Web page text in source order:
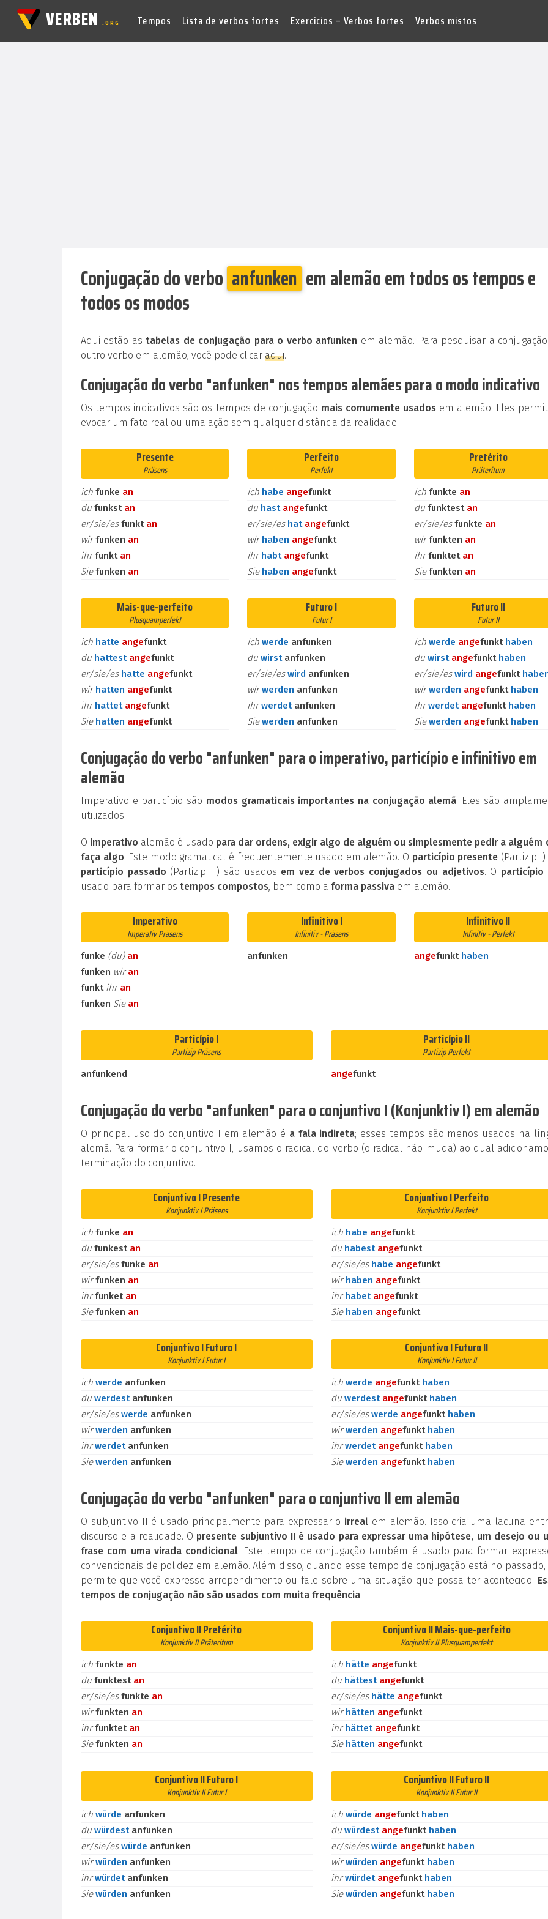
VERBEN.ORG Tempos Lista de verbos fortes Exercícios – Verbos fortes Verbos mistos
Conjugação do verbo anfunken em alemão em todos os tempos e
todos os modos
Aqui estão astabelas de conjugação para o verbo anfunken em alemão. Para pesquisar a
outro verbo em alemão, você pode clicar aqui.
Conjugação do verbo "anfunken" nos tempos alemães para o modo indicativo
Os tempos indicativos são os tempos de conjugação mais comumente usados em alemão. Eles
evocar um fato real ou uma ação sem qualquer distância da realidade.
Presente
Präsens
ich funke an
du funkst an
er/sie/esfunkt an
wirfunken an
ihrfunkt an
Siefunken an
Perfeito
Perfekt
ich habe angefunkt
du hast angefunkt
er/sie/es hat angefunkt
wirhaben angefunkt
ihrhabt angefunkt
Sie haben angefunkt
Pretérito
Präteritum
ich funkte an
du funktest an
er/sie/esfunkte an
wirfunkten an
ihrfunktet an
Siefunkten an
Mais-que-perfeito
Plusquamperfekt
ich hatte angefunkt
du hattest angefunkt
er/sie/es hatte angefunkt
wirhatten angefunkt
ihrhattet angefunkt
Sie hatten angefunkt
Futuro I
Futur I
ichwerde anfunken
duwirst anfunken
er/sie/eswird anfunken
wirwerden anfunken
ihrwerdet anfunken
Siewerden anfunken
Futuro II
Futur II
ich werde angefunkt haben
du wirst angefunkt haben
er/sie/eswird angefunkt
wirwerden angefunkt haben
ihrwerdet angefunkt haben
Siewerden angefunkt haben
Conjugação do verbo "anfunken" para o imperativo, particípio e infinitivo em
alemão
Imperativo e particípio são modos gramaticais importantes na conjugação alemã. Eles são
utilizados.
O imperativo alemão é usado para dar ordens, exigir algo de alguém ou simplesmente pedir a alguém
faça algo. Este modo gramatical é frequentemente usado em alemão. O particípio presente (Partizip I)
particípio passado (Partizip II) são usados em vez de verbos conjugados ou adjetivos. O particípio
usado para formar os tempos compostos, bem como a forma passiva em alemão.
Imperativo
Imperativ Präsens
funke (du) an
funken wiran
funkt ihran
funken Sie an
Infinitivo I
Infinitiv - Präsens
anfunken
Infinitivo II
Infinitiv - Perfekt
angefunkt haben
Particípio I
Partizip Präsens
anfunkend
Particípio II
Partizip Perfekt
angefunkt
Conjugação do verbo "anfunken" para o conjuntivo I (Konjunktiv I) em alemão
O principal uso do conjuntivo I em alemão é a fala indireta; esses tempos são menos usados na
alemã. Para formar o conjuntivo I, usamos o radical do verbo (o radical não muda) ao qual
terminação do conjuntivo.
Conjuntivo I Presente
Konjunktiv I Präsens
ich funke an
du funkest an
er/sie/esfunke an
wirfunken an
ihrfunket an
Siefunken an
Conjuntivo I Perfeito
Konjunktiv I Perfekt
ich habe angefunkt
du habest angefunkt
er/sie/es habe angefunkt
wirhaben angefunkt
ihrhabet angefunkt
Sie haben angefunkt
Conjuntivo I Futuro I
Konjunktiv I Futur I
ich werde anfunken
du werdest anfunken
er/sie/eswerde anfunken
wirwerden anfunken
ihrwerdet anfunken
Siewerden anfunken
Conjuntivo I Futuro II
Konjunktiv I Futur II
ich werde angefunkt haben
du werdest angefunkt haben
er/sie/eswerde angefunkt haben
wirwerden angefunkt haben
ihrwerdet angefunkt haben
Siewerden angefunkt haben
Conjugação do verbo "anfunken" para o conjuntivo II em alemão
O subjuntivo II é usado principalmente para expressar o irreal em alemão. Isso cria uma lacuna
discurso e a realidade. O presente subjuntivo II é usado para expressar uma hipótese, um desejo ou
frase com uma virada condicional. Este tempo de conjugação também é usado para formar
convencionais de polidez em alemão. Além disso, quando esse tempo de conjugação está no passado,
permite que você expresse arrependimento ou fale sobre uma situação que possa ter acontecido.
tempos de conjugação não são usados com muita frequência.
Conjuntivo II Pretérito
Konjunktiv II Präteritum
ich funkte an
du funktest an
er/sie/esfunkte an
wirfunkten an
ihrfunktet an
Siefunkten an
Conjuntivo II Mais-que-perfeito
Konjunktiv II Plusquamperfekt
ich hätte angefunkt
du hättest angefunkt
er/sie/es hätte angefunkt
wirhätten angefunkt
ihrhättet angefunkt
Sie hätten angefunkt
Conjuntivo II Futuro I
Konjunktiv II Futur I
ich würde anfunken
du würdest anfunken
er/sie/eswürde anfunken
wirwürden anfunken
ihrwürdet anfunken
Siewürden anfunken
Conjuntivo II Futuro II
Konjunktiv II Futur II
ich würde angefunkt haben
du würdest angefunkt haben
er/sie/eswürde angefunkt haben
wirwürden angefunkt haben
ihrwürdet angefunkt haben
Siewürden angefunkt haben